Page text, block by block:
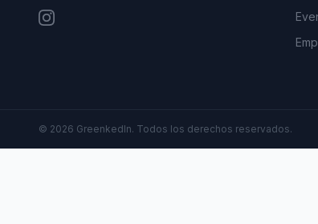
© 2026 GreenkedIn. Todos los derechos reservados.